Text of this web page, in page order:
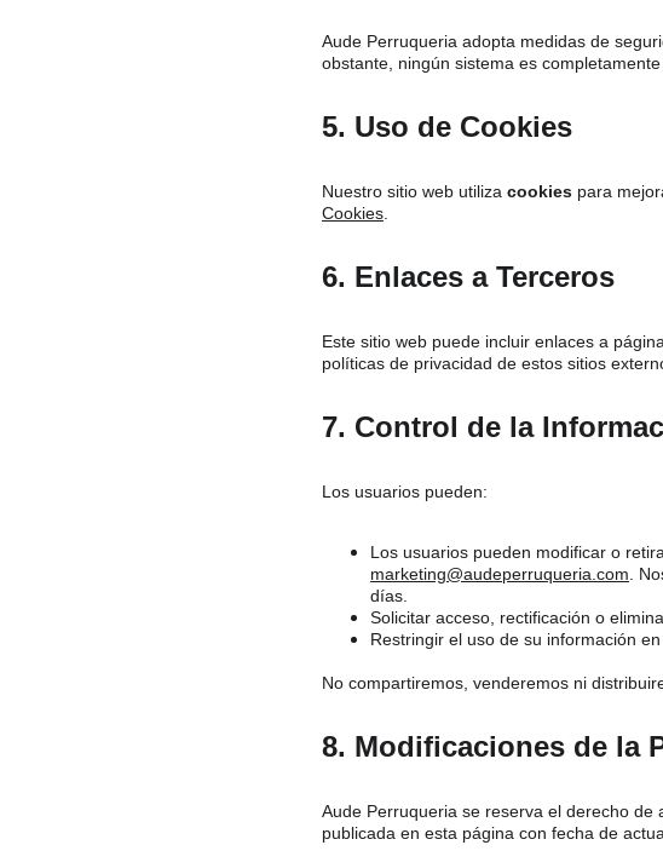
Aude Perruqueria adopta medidas de
obstante, ningún sistema es
5. Uso de Cookies
Nuestro sitio web utiliza cookies para
Cookies.
6. Enlaces a Terceros
Este sitio web puede incluir enlaces a
políticas de privacidad de estos sitios
7. Control de la
Los usuarios pueden:
Los usuarios pueden modificar o
marketing@audeperruqueria.com .
días.
Solicitar acceso, rectificación o
Restringir el uso de su información
No compartiremos, venderemos ni
8. Modificaciones de la
Aude Perruqueria se reserva el derecho
publicada en esta página con fecha de